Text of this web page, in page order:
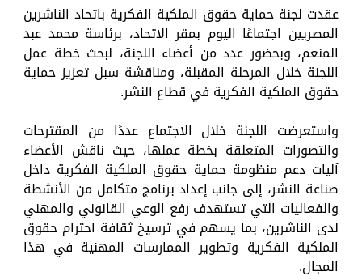
عقدت لجنة حماية حقوق الملكية الفكرية باتحاد الناشرين
المصريين اجتماعًا اليوم بمقر الاتحاد، برئاسة محمد عبد
المنعم، وبحضور عدد من أعضاء اللجنة، لبحث خطة عمل
اللجنة خلال المرحلة المقبلة، ومناقشة سبل تعزيز حماية
حقوق الملكية الفكرية في قطاع النشر.
واستعرضت اللجنة خلال الاجتماع عددًا من المقترحات
والتصورات المتعلقة بخطة عملها، حيث ناقش الأعضاء
آليات دعم منظومة حماية حقوق الملكية الفكرية داخل
صناعة النشر، إلى جانب إعداد برنامج متكامل من الأنشطة
والفعاليات التي تستهدف رفع الوعي القانوني والمهني
لدى الناشرين، بما يسهم في ترسيخ ثقافة احترام حقوق
الملكية الفكرية وتطوير الممارسات المهنية في هذا
المجال.